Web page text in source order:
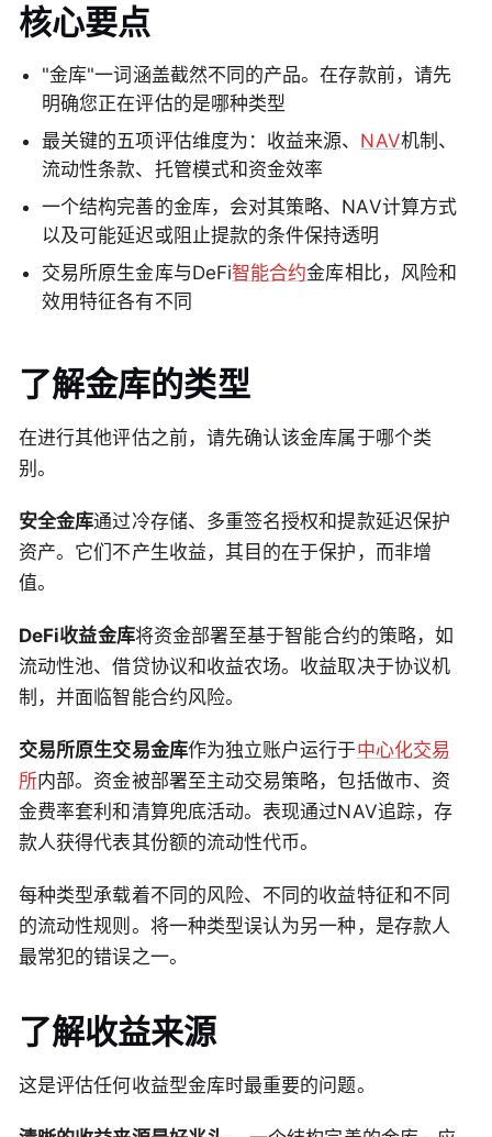
核心要点
"金库"一词涵盖截然不同的产品。在存款前，请先
明确您正在评估的是哪种类型
最关键的五项评估维度为：收益来源、 NAV机制、
流动性条款、托管模式和资金效率
一个结构完善的金库，会对其策略、NAV计算方式
以及可能延迟或阻止提款的条件保持透明
交易所原生金库与DeFi智能合约金库相比，风险和
效用特征各有不同
了解金库的类型
在进行其他评估之前，请先确认该金库属于哪个类
别。
安全金库通过冷存储、多重签名授权和提款延迟保护
资产。它们不产生收益，其目的在于保护，而非增
值。
DeFi收益金库将资金部署至基于智能合约的策略，如
流动性池、借贷协议和收益农场。收益取决于协议机
制，并面临智能合约风险。
交易所原生交易金库作为独立账户运行于中心化交易
所内部。资金被部署至主动交易策略，包括做市、资
金费率套利和清算兜底活动。表现通过NAV追踪，存
款人获得代表其份额的流动性代币。
每种类型承载着不同的风险、不同的收益特征和不同
的流动性规则。将一种类型误认为另一种，是存款人
最常犯的错误之一。
了解收益来源
这是评估任何收益型金库时最重要的问题。